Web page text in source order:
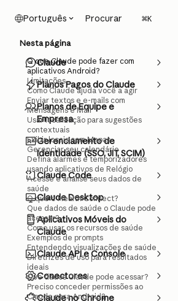
Português Procurar ⌘K
Claude
Planos Pagos do Claude
Planos de Equipe e
Empresa
Gerenciamento de
Identidade (SSO, JIT, SCIM)
Claude Code
Claude Desktop
Aplicativos Móveis do
Claude
Claude API e Console
Conectores
Claude no Chrome
Nesta página
O que Claude pode fazer com
aplicativos Android?
Limitações
Como Claude ajuda você a agir
Enviar textos e e-mails com
Mensagens e Mail
Usar localização para sugestões
contextuais
Exibir locais com Mapas
Gerenciar seu calendário
Defina alarmes e temporizadores
usando aplicativos de Relógio
Acesse e analise seus dados de
saúde
O que é Health Connect?
Que dados de saúde o Claude pode
acessar?
Como usar os recursos de saúde
Exemplos de prompts
Entendendo visualizações de saúde
Diretrizes de uso para resultados
ideais
Que dados Claude pode acessar?
Preciso conceder permissões ao
Claude para Android?